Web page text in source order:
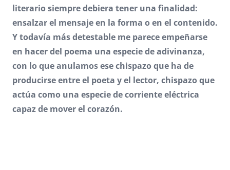
literario siempre debiera tener una finalidad:
ensalzar el mensaje en la forma o en el contenido.
Y todavía más detestable me parece empeñarse
en hacer del poema una especie de adivinanza,
con lo que anulamos ese chispazo que ha de
producirse entre el poeta y el lector, chispazo que
actúa como una especie de corriente eléctrica
capaz de mover el corazón.